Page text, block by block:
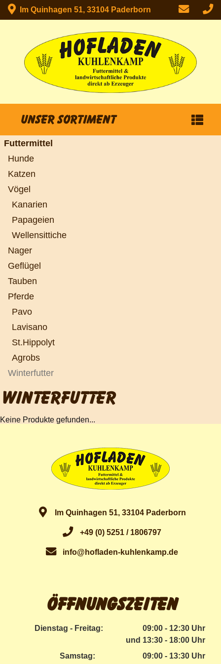
Im Quinhagen 51, 33104 Paderborn
Unser Sortiment
Futtermittel
Hunde
Katzen
Vögel
Kanarien
Papageien
Wellensittiche
Nager
Geflügel
Tauben
Pferde
Pavo
Lavisano
St.Hippolyt
Agrobs
Winterfutter
WINTERFUTTER
Keine Produkte gefunden...
Im Quinhagen 51, 33104 Paderborn
+49 (0) 5251 / 1806797
info@hofladen-kuhlenkamp.de
Öffnungszeiten
Dienstag - Freitag:
09:00 - 12:30 Uhr
und 13:30 - 18:00 Uhr
Samstag:
09:00 - 13:30 Uhr